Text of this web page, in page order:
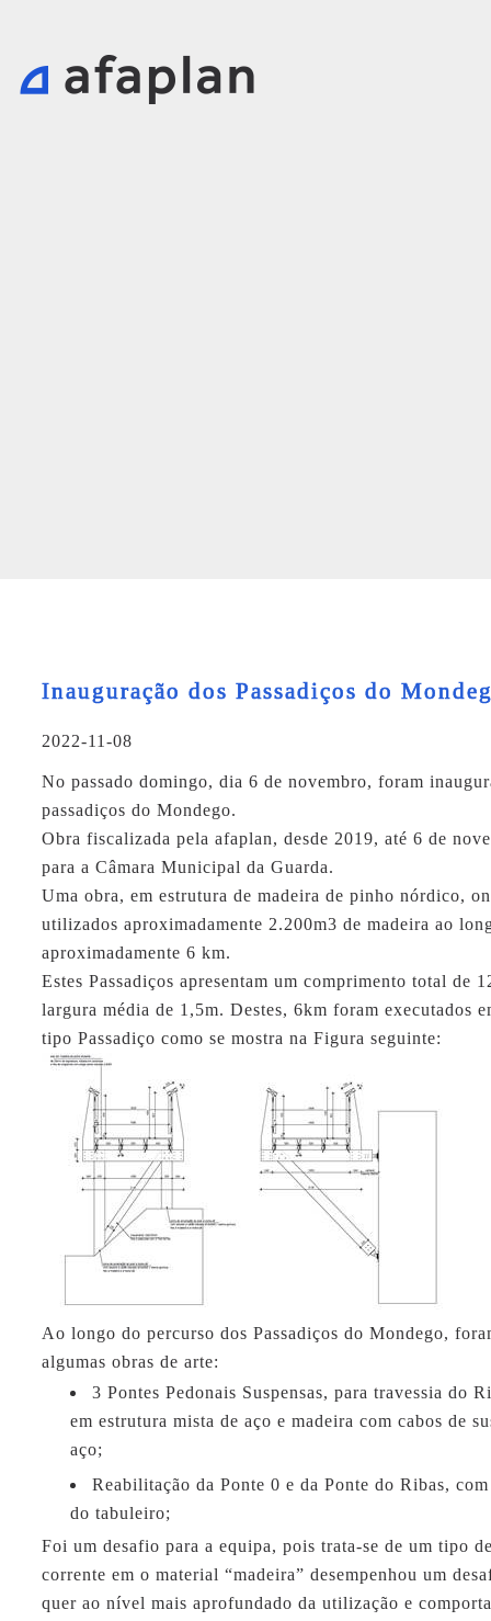
Inauguração dos Passadiços do
2022-11-08
No passado domingo, dia 6 de novembro, foram
passadiços do Mondego.
Obra fiscalizada pela afaplan, desde 2019, até 6 de
para a Câmara Municipal da Guarda.
Uma obra, em estrutura de madeira de pinho nórdico,
utilizados aproximadamente 2.200m3 de madeira ao
aproximadamente 6 km.
Estes Passadiços apresentam um comprimento total de
largura média de 1,5m. Destes, 6km foram executados
tipo Passadiço como se mostra na Figura seguinte:
Ao longo do percurso dos Passadiços do Mondego,
algumas obras de arte:
3 Pontes Pedonais Suspensas, para travessia do
em estrutura mista de aço e madeira com cabos de
aço;
Reabilitação da Ponte 0 e da Ponte do Ribas,
do tabuleiro;
Foi um desafio para a equipa, pois trata-se de um tipo
corrente em o material “madeira” desempenhou um
quer ao nível mais aprofundado da utilização e